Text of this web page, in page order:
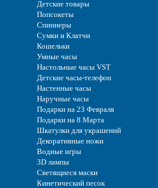
Детские товары
Попсокеты
Спиннеры
Сумки и Клатчи
Кошельки
Умные часы
Настольные часы VST
Детские часы-телефон
Настенные часы
Наручные часы
Подарки на 23 Февраля
Подарки на 8 Марта
Шкатулки для украшений
Декоративные ножи
Водные игры
3D лампы
Светящиеся маски
Кинетический песок